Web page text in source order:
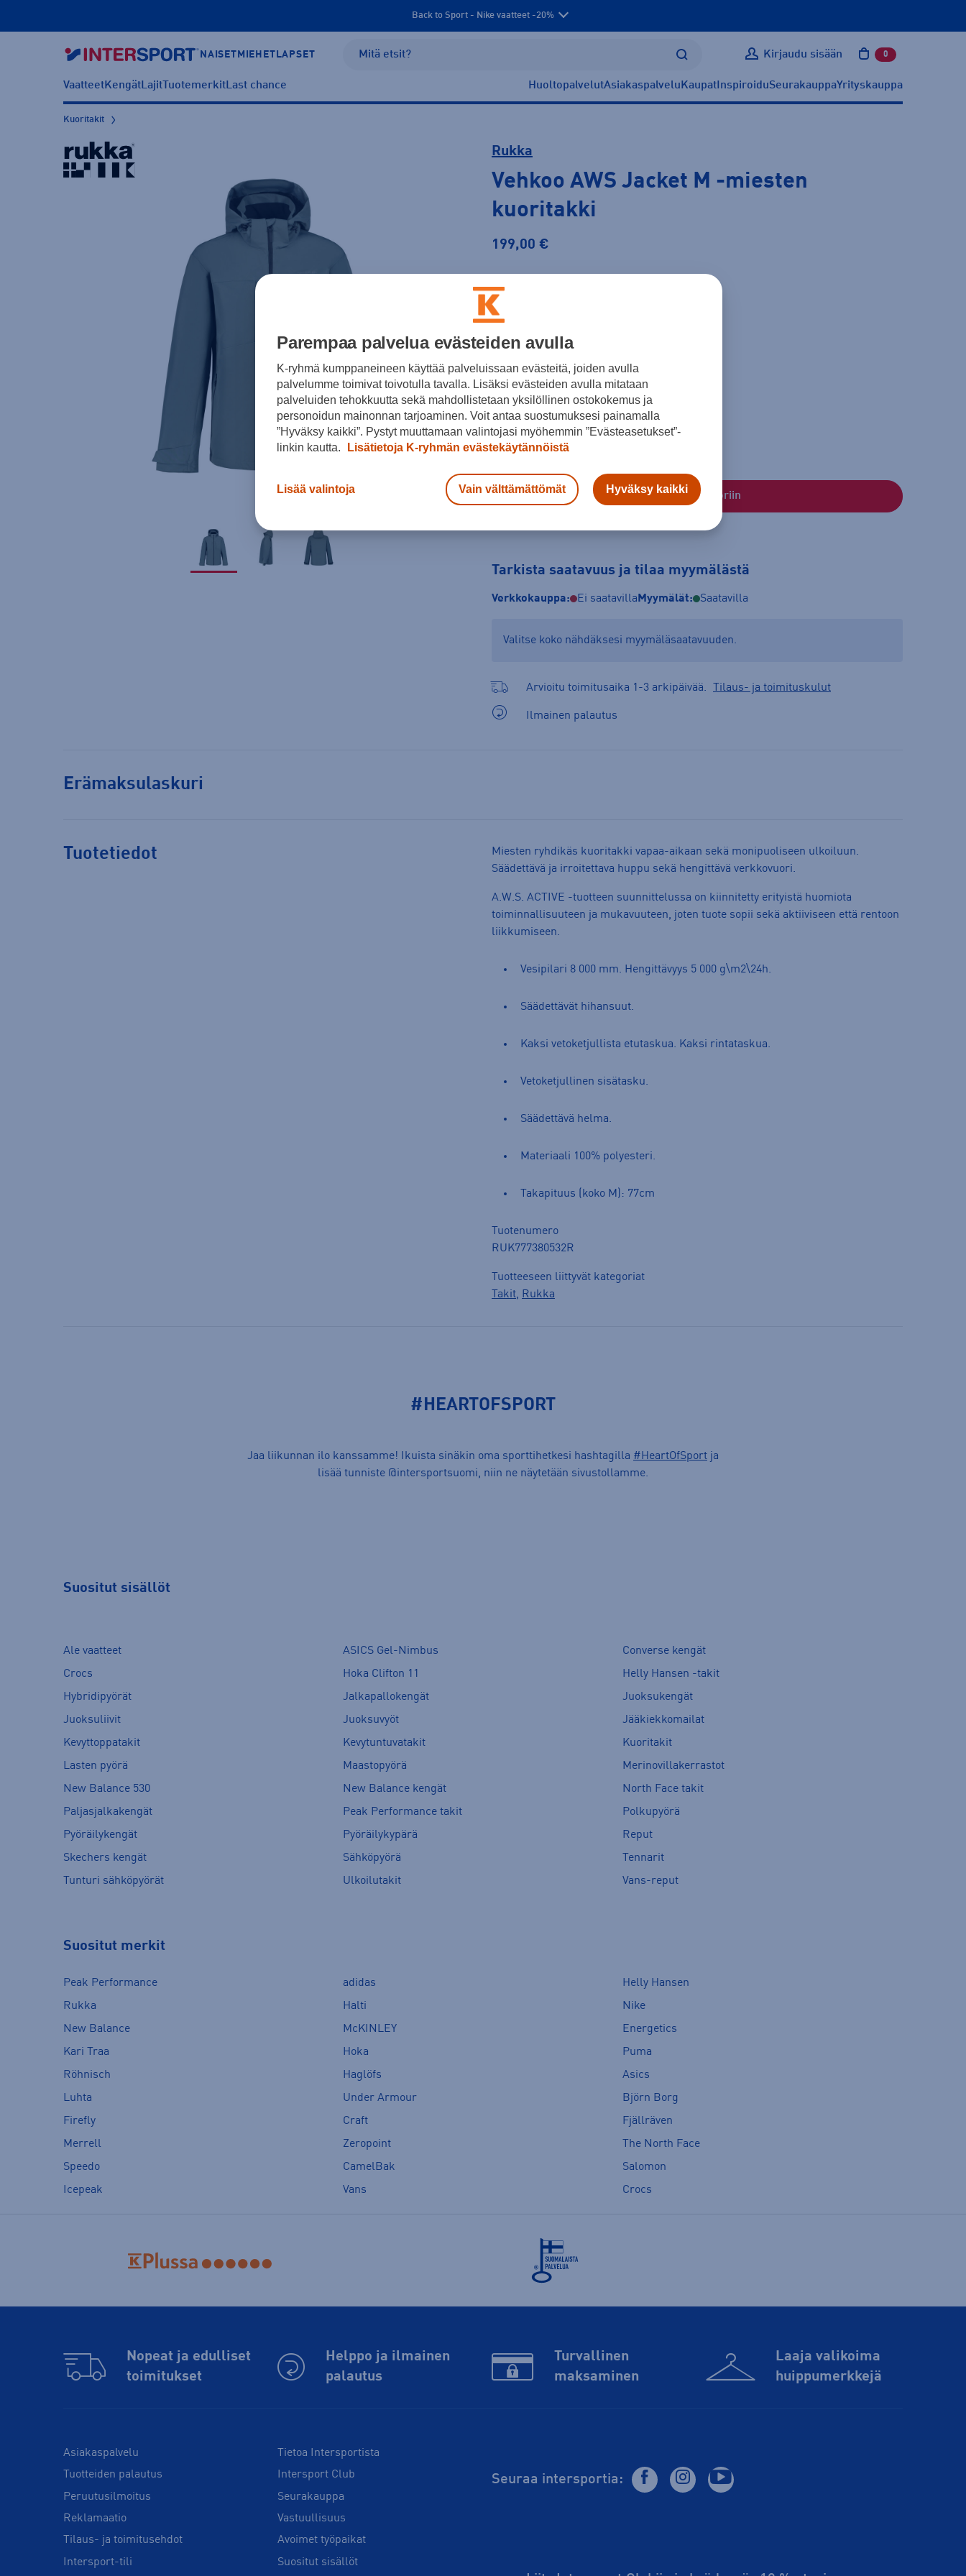
Back to Sport - Nike vaatteet -20%
NAISET MIEHET LAPSET Kirjaudu sisään 0 tuotetta
VaatteetKengätLajitTuotemerkitLast chance HuoltopalvelutAsiakaspalvelu Kaupat InspiroiduSeurakauppaYrityskauppa
Kuoritakit
Rukka
Vehkoo AWS Jacket M -miesten
kuoritakki
199,00 €
Vihreä
Koko
XL
Kokotaulukko
Lisää ostoskoriin
Tarkista saatavuus ja tilaa myymälästä
Verkkokauppa: Ei saatavilla Myymälät: Saatavilla
Valitse koko nähdäksesi myymäläsaatavuuden.
Arvioitu toimitusaika 1-3 arkipäivää. Tilaus- ja toimituskulut
Ilmainen palautus
Erämaksulaskuri
Tuotetiedot
Miesten ryhdikäs kuoritakki vapaa-aikaan sekä monipuoliseen ulkoiluun.
Säädettävä ja irroitettava huppu sekä hengittävä verkkovuori.
A.W.S. ACTIVE -tuotteen suunnittelussa on kiinnitetty erityistä huomiota
toiminnallisuuteen ja mukavuuteen, joten tuote sopii sekä aktiiviseen että rentoon
liikkumiseen.
Vesipilari 8 000 mm. Hengittävyys 5 000 g\m2\24h.
Säädettävät hihansuut.
Kaksi vetoketjullista etutaskua. Kaksi rintataskua.
Vetoketjullinen sisätasku.
Säädettävä helma.
Materiaali 100% polyesteri.
Takapituus (koko M): 77cm
Tuotenumero
RUK777380532R
Tuotteeseen liittyvät kategoriat
Takit, Rukka
#HEARTOFSPORT
Jaa liikunnan ilo kanssamme! Ikuista sinäkin oma sporttihetkesi hashtagilla #HeartOfSport ja
lisää tunniste @intersportsuomi, niin ne näytetään sivustollamme.
Suositut sisällöt
Ale vaatteet ASICS Gel-Nimbus
Converse kengät
Crocs
Hoka Clifton 11
Helly Hansen -takit
Hybridipyörät
Jalkapallokengät
Juoksukengät
Juoksuliivit
Juoksuvyöt
Jääkiekkomailat
Kevyttoppatakit
Kevytuntuvatakit
Kuoritakit
Lasten pyörä
Maastopyörä
Merinovillakerrastot
New Balance 530
New Balance kengät
North Face takit
Paljasjalkakengät
Peak Performance takit
Polkupyörä
Pyöräilykengät
Pyöräilykypärä
Reput
Skechers kengät
Sähköpyörä
Tennarit
Tunturi sähköpyörät
Ulkoilutakit Vans-reput
Suositut merkit
Peak Performance adidas
Helly Hansen
Rukka
Halti
Nike
New Balance
McKINLEY
Energetics
Kari Traa
Hoka
Puma
Röhnisch
Haglöfs
Asics
Luhta
Under Armour
Björn Borg
Firefly
Craft
Fjällräven
Merrell
Zeropoint
The North Face
Speedo
CamelBak
Salomon
Icepeak
Vans Crocs
Nopeat ja edulliset
toimitukset
Helppo ja ilmainen
palautus
Turvallinen
maksaminen
Laaja valikoima
huippu­merkkejä
Asiakaspalvelu
Tuotteiden palautus
Peruutusilmoitus
Reklamaatio
Tilaus- ja toimitusehdot
Intersport-tili
Tietoa Intersportista
Intersport Club
Seurakauppa
Vastuullisuus
Avoimet työpaikat
Suositut sisällöt
Seuraa intersportia:
Parempaa palvelua evästeiden avulla
K-ryhmä kumppaneineen käyttää palveluissaan evästeitä, joiden avulla
palvelumme toimivat toivotulla tavalla. Lisäksi evästeiden avulla mitataan
palveluiden tehokkuutta sekä mahdollistetaan yksilöllinen ostokokemus ja
personoidun mainonnan tarjoaminen. Voit antaa suostumuksesi painamalla
”Hyväksy kaikki”. Pystyt muuttamaan valintojasi myöhemmin ”Evästeasetukset”-
linkin kautta.
Lisätietoja K-ryhmän evästekäytännöistä
Lisää valintoja Vain välttämättömät Hyväksy kaikki